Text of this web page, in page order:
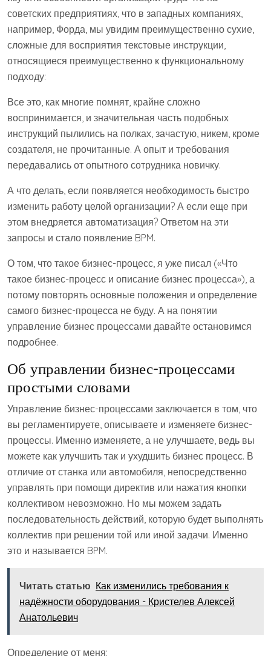
советских предприятиях, что в западных компаниях,
например, Форда, мы увидим преимущественно сухие,
сложные для восприятия текстовые инструкции,
относящиеся преимущественно к функциональному
подходу:
Все это, как многие помнят, крайне сложно
воспринимается, и значительная часть подобных
инструкций пылились на полках, зачастую, никем, кроме
создателя, не прочитанные. А опыт и требования
передавались от опытного сотрудника новичку.
А что делать, если появляется необходимость быстро
изменить работу целой организации? А если еще при
этом внедряется автоматизация? Ответом на эти
запросы и стало появление BPM.
О том, что такое бизнес-процесс, я уже писал («Что
такое бизнес-процесс и описание бизнес процесса»), а
потому повторять основные положения и определение
самого бизнес-процесса не буду. А на понятии
управление бизнес процессами давайте остановимся
подробнее.
Об управлении бизнес-процессами
простыми словами
Управление бизнес-процессами заключается в том, что
вы регламентируете, описываете и изменяете бизнес-
процессы. Именно изменяете, а не улучшаете, ведь вы
можете как улучшить так и ухудшить бизнес процесс. В
отличие от станка или автомобиля, непосредственно
управлять при помощи директив или нажатия кнопки
коллективом невозможно. Но мы можем задать
последовательность действий, которую будет выполнять
коллектив при решении той или иной задачи. Именно
это и называется BPM.
Читать статью Как изменились требования к
надёжности оборудования - Кристелев Алексей
Анатольевич
Определение от меня: